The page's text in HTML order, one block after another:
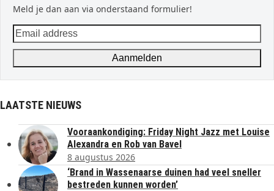
Meld je dan aan via onderstaand formulier!
Email
address
Aanmelden
LAATSTE NIEUWS
Vooraankondiging: Friday Night Jazz met Louise
Alexandra en Rob van Bavel
8 augustus 2026
‘Brand in Wassenaarse duinen had veel sneller
bestreden kunnen worden’